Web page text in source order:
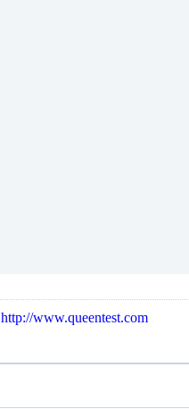
http://www.queentest.com